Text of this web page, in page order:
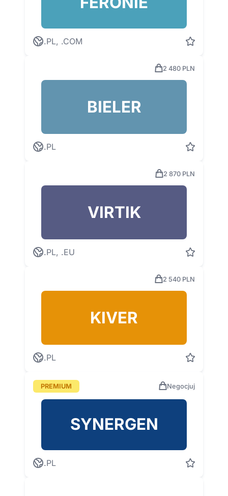
.PL, .COM
2 480 PLN
BIELER
.PL
2 870 PLN
VIRTIK
.PL, .EU
2 540 PLN
KIVER
.PL
PREMIUM Negocjuj
SYNERGEN
.PL